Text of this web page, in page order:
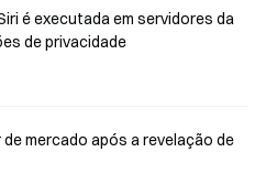
é executada em servidores da
de privacidade